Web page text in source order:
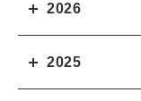
2026
2025